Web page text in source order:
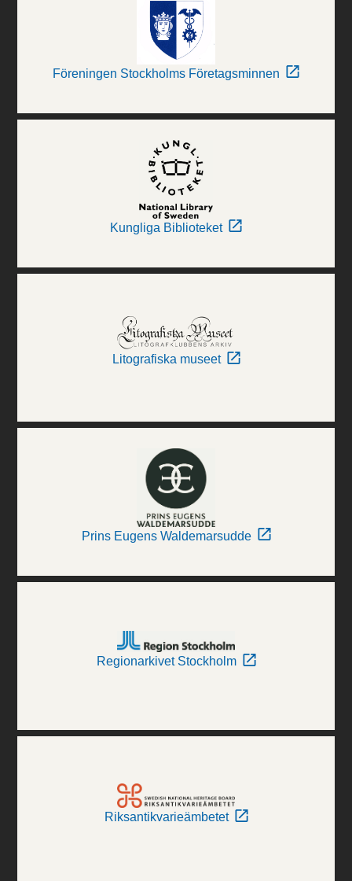
Föreningen Stockholms Företagsminnen
Kungliga Biblioteket
Litografiska museet
Prins Eugens Waldemarsudde
Regionarkivet Stockholm
Riksantikvarieämbetet